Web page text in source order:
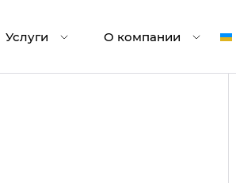
Услуги О компании